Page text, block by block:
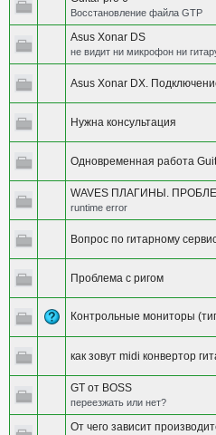
Восстановление файла GTP
Asus Xonar DS
не видит ни микрофон ни
Asus Xonar DX.
Нужна консультация
Одновременная работа
WAVES ПЛАГИНЫ.
runtime error
Вопрос по гитарному
Проблема с ригом
Контрольные мониторы
как зовут midi конвертор
GT от BOSS
переезжать или нет?
От чего зависит